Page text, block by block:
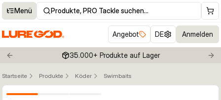
Menü Produkte, PRO Tackle suchen…
Angebot DE Anmelden
Previous slide 35.000+ Produkte auf Lager
Startseite Produkte Köder SwimbaitsKlicken um Zoom zu aktivieren